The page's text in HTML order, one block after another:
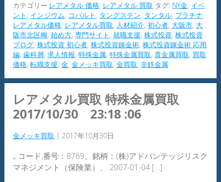
カテゴリー:レアメタル 価格, レアメタル 買取 タグ: NY金, イベ
ント , インジウム, コバルト , タングステン, タンタル, プラチナ,
レアメタル価格, レアメタル買取, 人材紹介,初心者, 大阪市, 大
阪市北区梅,始め方,専門サイト ,就職支援,株式投資,株式投資
ブログ,株式投資 初心者,株式投資錬金術,株式投資錬金術 応用
編,歯科屑,求人情報,特殊金属,特殊金属買取,貴金属買取, 買取
価格,転職支援,金,金メッキ買取,金買取,非鉄金属
レアメタル買取 特殊金属買取
2017/10/30 23:18 :06
金メッキ買取 | 2017年10月30日
,, コード,番号：8769、銘柄：(株)アドバンテッジリスク
マネジメント（保険業）、 2007-01-04 […]